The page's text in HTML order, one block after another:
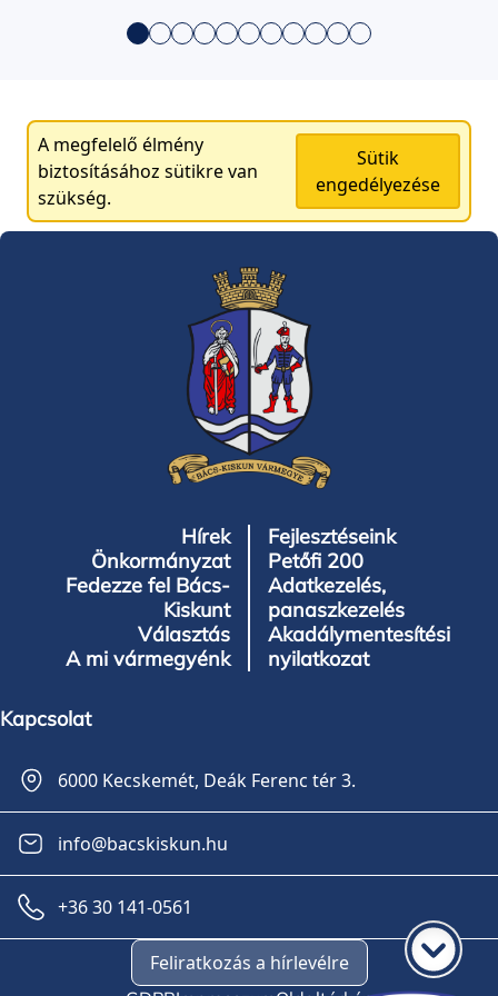
A megfelelő élmény
biztosításához sütikre van
szükség.
Sütik
engedélyezése
Hírek
Önkormányzat
Fedezze fel Bács-
Kiskunt
Választás
A mi vármegyénk
Fejlesztéseink
Petőfi 200
Adatkezelés,
panaszkezelés
Akadálymentesítési
nyilatkozat
Kapcsolat
6000 Kecskemét, Deák Ferenc tér 3.
info@bacskiskun.hu
+36 30 141-0561
Feliratkozás a hírlevélre